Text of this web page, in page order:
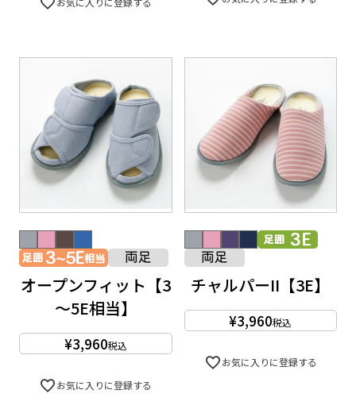
オープンフィット【3
～5E相当】
¥3,960税込
お気に入りに登録する
チャルパーII【3E】
¥3,960税込
お気に入りに登録する